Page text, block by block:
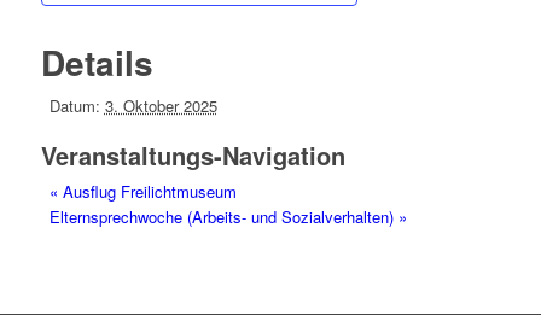
Details
Datum: 3. Oktober 2025
Veranstaltungs-Navigation
« Ausflug Freilichtmuseum
Elternsprechwoche (Arbeits- und Sozialverhalten) »